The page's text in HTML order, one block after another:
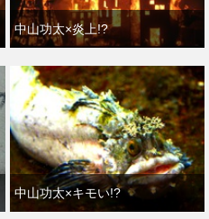
中山功太×炎上!?
中山功太×キモい!?